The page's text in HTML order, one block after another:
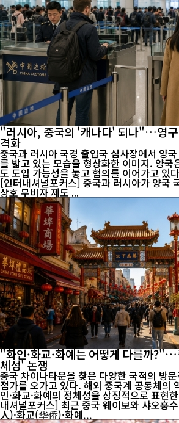
"러시아, 중국의 '캐나다' 되나"…영구
격화
중국과 러시아 국경 출입국 심사장에서 양
를 밟고 있는 모습을 형상화한 이미지. 양국
도 도입 가능성을 놓고 협의를 이어가고 있
[인터내셔널포커스] 중국과 러시아가 양국
상호 무비자 제도 ...
"화인·화교·화예는 어떻게 다를까
체성' 논쟁
중국 차이나타운을 찾은 다양한 국적의 방
점가를 오가고 있다. 해외 중국계 공동체의
인·화교·화예의 정체성을 상징적으로 표현한
내셔널포커스] 최근 중국 웨이보와 샤오훙
人)·화교(华侨)·화예...